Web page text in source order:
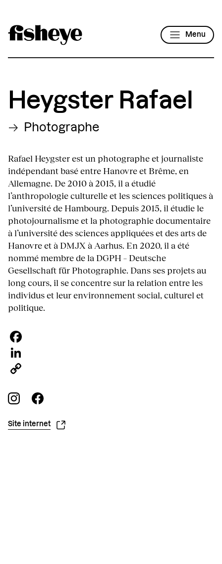
Menu
Heygster Rafael
Photographe
Rafael Heygster est un photographe et journaliste
indépendant basé entre Hanovre et Brême, en
Allemagne. De 2010 à 2015, il a étudié
l’anthropologie culturelle et les sciences politiques à
l’université de Hambourg. Depuis 2015, il étudie le
photojournalisme et la photographie documentaire
à l’université des sciences appliquées et des arts de
Hanovre et à DMJX à Aarhus. En 2020, il a été
nommé membre de la DGPH – Deutsche
Gesellschaft für Photographie. Dans ses projets au
long cours, il se concentre sur la relation entre les
individus et leur environnement social, culturel et
politique.
Facebook
LinkedIn
Link
Site internet